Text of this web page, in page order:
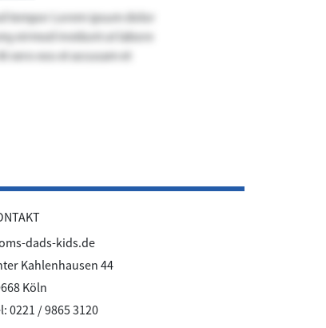
tempor Lorem ipsum dolor
eirmod invidunt ut labore
vero eos et accusam et
dads-kids.de
Kahlenhausen 44
Köln
0221 / 9865 3120